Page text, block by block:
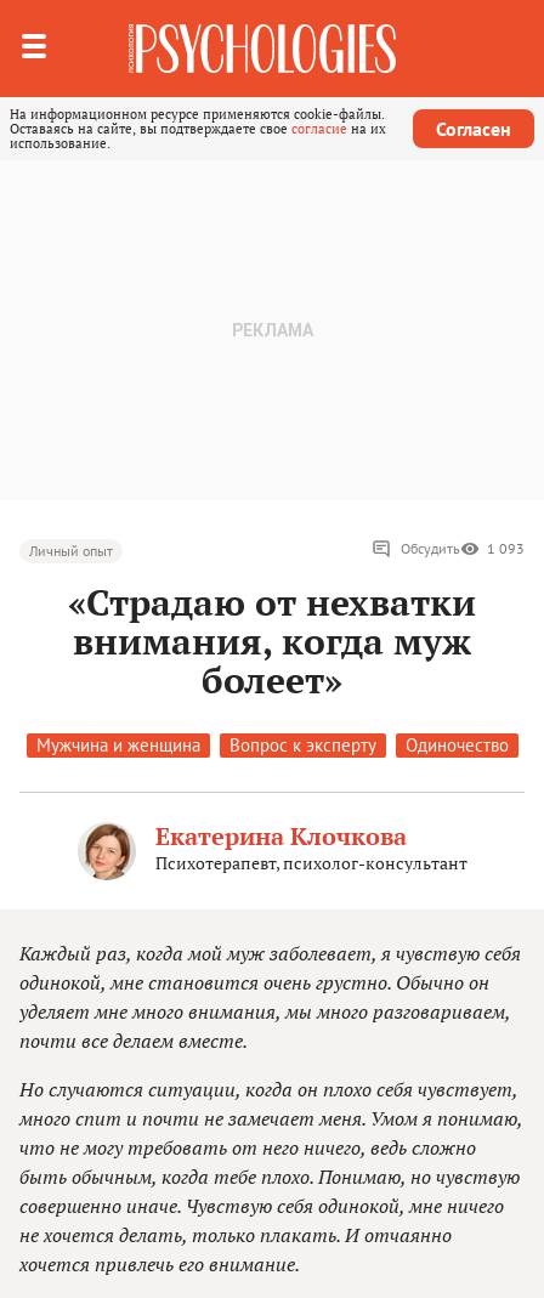
На информационном ресурсе применяются cookie-файлы.
Оставаясь на сайте, вы подтверждаете свое согласие на их
использование.
Согласен
Личный опыт Обсудить 1 093
«Страдаю от нехватки
внимания, когда муж
болеет»
Мужчина и женщина Вопрос к эксперту Одиночество
Екатерина Клочкова
Психотерапевт, психолог-консультант
Каждый раз, когда мой муж заболевает, я чувствую себя
одинокой, мне становится очень грустно. Обычно он
уделяет мне много внимания, мы много разговариваем,
почти все делаем вместе.
Но случаются ситуации, когда он плохо себя чувствует,
много спит и почти не замечает меня. Умом я понимаю,
что не могу требовать от него ничего, ведь сложно
быть обычным, когда тебе плохо. Понимаю, но чувствую
совершенно иначе. Чувствую себя одинокой, мне ничего
не хочется делать, только плакать. И отчаянно
хочется привлечь его внимание.